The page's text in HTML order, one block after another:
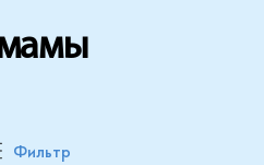
Фильтр